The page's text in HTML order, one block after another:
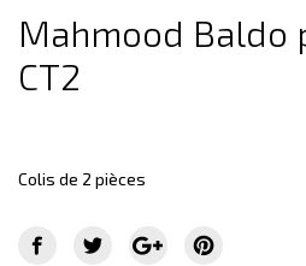
Mahmood Baldo
CT2
Colis de 2 pièces